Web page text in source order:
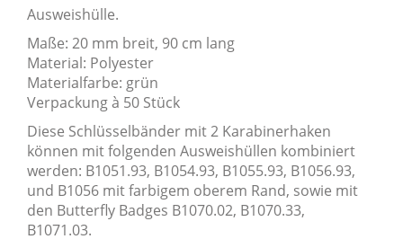
Ausweishülle.
Maße: 20 mm breit, 90 cm lang
Material: Polyester
Materialfarbe: grün
Verpackung à 50 Stück
Diese Schlüsselbänder mit 2 Karabinerhaken
können mit folgenden Ausweishüllen kombiniert
werden: B1051.93, B1054.93, B1055.93, B1056.93,
und B1056 mit farbigem oberem Rand, sowie mit
den Butterfly Badges B1070.02, B1070.33,
B1071.03.